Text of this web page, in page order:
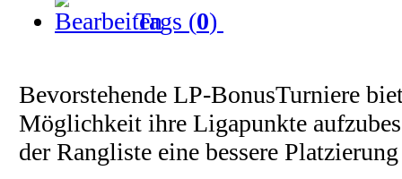
Tags (0)
Bevorstehende LP-BonusTurniere
Möglichkeit ihre Ligapunkte
der Rangliste eine bessere